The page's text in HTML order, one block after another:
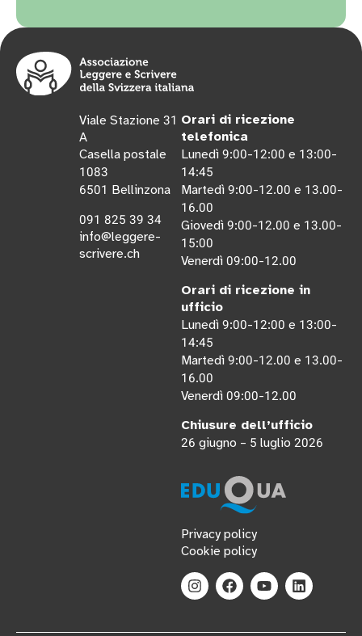
Viale Stazione 31
A
Casella postale
1083
6501 Bellinzona
091 825 39 34
info@leggere-
scrivere.ch
Orari di ricezione
telefonica
Lunedì 9:00-12:00 e 13:00-
14:45
Martedì 9:00-12.00 e 13.00-
16.00
Giovedì 9:00-12.00 e 13.00-
15:00
Venerdì 09:00-12.00
Orari di ricezione in
ufficio
Lunedì 9:00-12:00 e 13:00-
14:45
Martedì 9:00-12.00 e 13.00-
16.00
Venerdì 09:00-12.00
Chiusure dell’ufficio
26 giugno – 5 luglio 2026
Privacy policy
Cookie policy